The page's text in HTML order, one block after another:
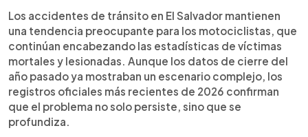
► Escuchar artículo
San Salvador concentra los mayores riesgos para
motociclistas en El Salvador, un país donde este
grupo se ha convertido en el más vulnerable en el
tránsito. Las muertes y lesiones de motociclistas
muestran una tendencia sostenida al alza desde
2010, a diferencia de los peatones. En 2026, los
registros oficiales confirman un aumento
significativo de accidentes, lesionados y
fallecidos en motocicleta. La mayor parte de los
Los accidentes de tránsito en El Salvador mantienen
una tendencia preocupante para los motociclistas, que
continúan encabezando las estadísticas de víctimas
mortales y lesionadas. Aunque los datos de cierre del
año pasado ya mostraban un escenario complejo, los
registros oficiales más recientes de 2026 confirman
que el problema no solo persiste, sino que se
profundiza.